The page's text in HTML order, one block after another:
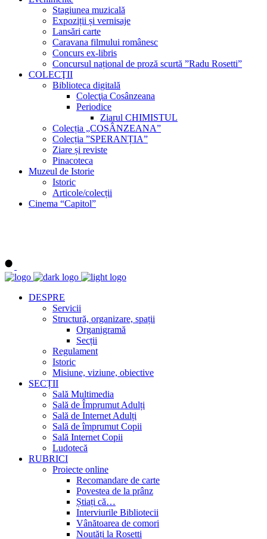
Stagiunea muzicală
Expoziții și vernisaje
Lansări carte
Caravana filmului românesc
Concurs ex-libris
Concursul național de proză scurtă ”Radu Rosetti”
COLECŢII
Biblioteca digitală
Colecţia Cosânzeana
Periodice
Ziarul CHIMISTUL
Colecția „COSÂNZEANA”
Colecția ”SPERANȚIA”
Ziare și reviste
Pinacoteca
Muzeul de Istorie
Istoric
Articole/colecții
Cinema “Capitol”
DESPRE
Servicii
Structură, organizare, spații
Organigramă
Secții
Regulament
Istoric
Misiune, viziune, obiective
SECȚII
Sală Multimedia
Sală de Împrumut Adulți
Sală de Internet Adulți
Sală de împrumut Copii
Sală Internet Copii
Ludotecă
RUBRICI
Proiecte online
Recomandare de carte
Povestea de la prânz
Știați că…
Interviurile Bibliotecii
Vânătoarea de comori
Noutăți la Rosetti